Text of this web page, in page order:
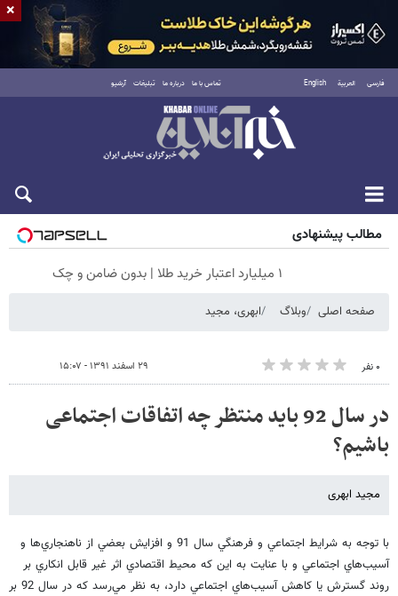
فارسی العربية English تماس با ما درباره ما تبلیغات آرشیو
جمعه ۱۶ مرداد ۱۴۰۵
مطالب پیشنهادی
۱ میلیارد اعتبار خرید طلا | بدون ضامن و چک
صفحه اصلی وبلاگ ابهری، مجید
۰ نفر ۲۹ اسفند ۱۳۹۱ - ۱۵:۰۷
در سال 92 باید منتظر چه اتفاقات اجتماعی
باشیم؟
مجید ابهری
با توجه به شرايط اجتماعي و فرهنگي سال 91 و افزايش بعضي از ناهنجاري‌ها و
آسيب‌هاي اجتماعي و با عنايت به اين كه محيط اقتصادي اثر غير قابل انكاري بر
روند گسترش يا كاهش آسيب‌هاي اجتماعي دارد، به نظر مي‌رسد كه در سال 92 بر
×